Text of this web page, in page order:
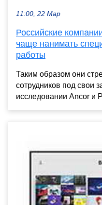
11:00, 22 Мар
Российские
чаще нанимать
работы
Таким образом они
сотрудников под свои
исследовании Ancor и